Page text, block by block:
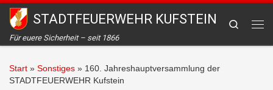
Zum Inhalt springen
STADTFEUERWEHR KUFSTEIN
Für euere Sicherheit – seit 1866
Search
Start » Sonstiges » 160. Jahreshauptversammlung der
STADTFEUERWEHR Kufstein